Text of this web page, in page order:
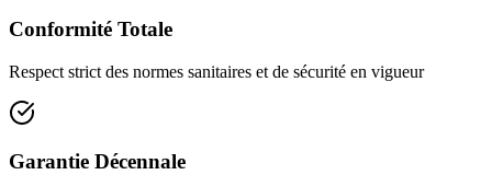
Conformité Totale
Respect strict des normes sanitaires et de sécurité en vigueur
Garantie Décennale